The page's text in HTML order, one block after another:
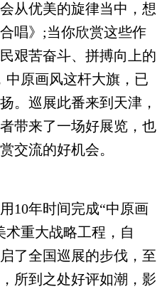
从优美的旋律当中，想
唱》;当你欣赏这些作
艰苦奋斗、拼搏向上的
中原画风这杆大旗，已
。巡展此番来到天津，
带来了一场好展览，也
交流的好机会。
年时间完成“中原画
术重大战略工程，自
了全国巡展的步伐，至
所到之处好评如潮，影